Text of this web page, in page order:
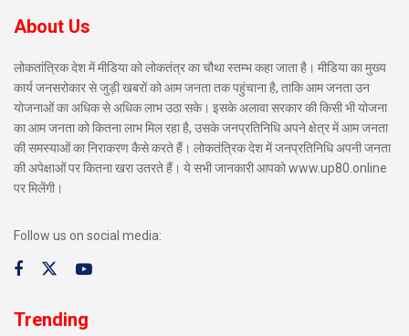
About Us
लोकतांत्रिक देश में मीडिया को लोकतंत्र का चौथा स्तम्भ कहा जाता है। मीडिया का मुख्य
कार्य जनसरोकार से जुड़ी खबरों को आम जनता तक पहुंचाना है, ताकि आम जनता उन
योजनाओं का अधिक से अधिक लाभ उठा सके। इसके अलावा सरकार की किसी भी योजना
का आम जनता को कितना लाभ मिल रहा है, उसके जनप्रतिनिधि अपने क्षेत्र में आम जनता
की समस्याओं का निराकरण कैसे करते हैं। लोकतंत्रिक देश में जनप्रतिनिधि अपनी जनता
की अपेक्षाओं पर कितना खरा उतरते हैं। ये सभी जानकारी आपको www.up80.online
पर मिलेंगी।
Follow us on social media:
Trending